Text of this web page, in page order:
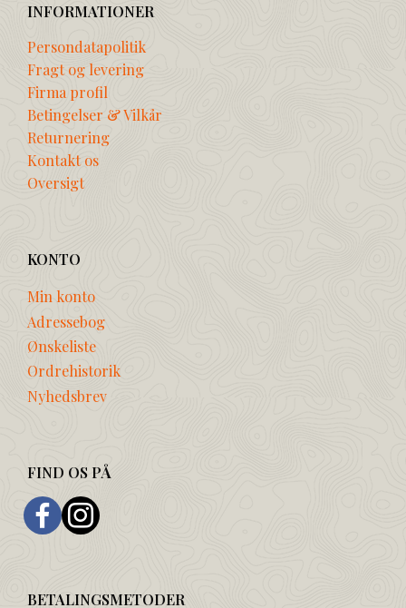
INFORMATIONER
Persondatapolitik
Fragt og levering
Firma profil
Betingelser & Vilkår
Returnering
Kontakt os
Oversigt
KONTO
Min konto
Adressebog
Ønskeliste
Ordrehistorik
Nyhedsbrev
FIND OS PÅ
BETALINGSMETODER